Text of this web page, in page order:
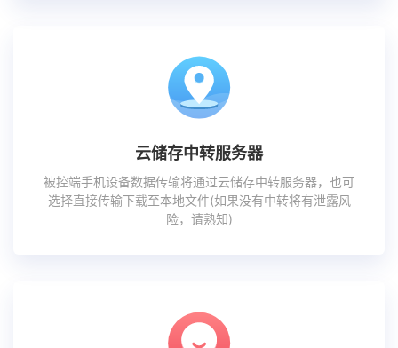
云储存中转服务器
被控端手机设备数据传输将通过云储存中转服务器，也可
选择直接传输下载至本地文件(如果没有中转将有泄露风
险，请熟知)